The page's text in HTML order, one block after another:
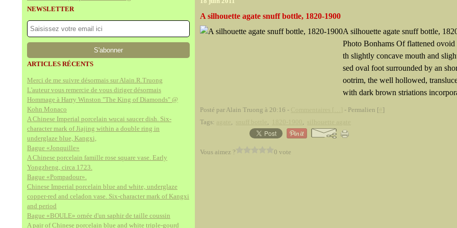
NEWSLETTER
ARTICLES RÉCENTS
Merci de me suivre désormais sur Alain.R.Truong
L'auteur vous remercie de vous diriger désormais
Hommage à Harry Winston "The King of Diamonds" @
Kohn Monaco
A Chinese Imperial porcelain wucai saucer dish. Six-
character mark of Jiajing within a double ring in
underglaze blue, Kangxi,
Bague «Jonquille»
A Chinese porcelain famille rose square vase. Early
Yongzheng, circa 1723.
Bague «Pompadour».
Chinese Imperial porcelain blue and white, underglaze
copper-red and celadon vase. Six-character mark of Kangxi
and period
Bague «BOULE» ornée d'un saphir de taille coussin
A pair of Chinese porcelain blue and white triple-gourd
A silhouette agate snuff bottle, 1820-1900
A silhouette agate snuff bottle,
Photo Bonhams Of flattened
th slightly concave mouth and
sed oval foot surrounded by an
ootrim, the well hollowed,
with dark brown striations
Posté par Alain Truong à 20:16 - - Permalien [ ]
Tags:
, , ,
Vous aimez ? 0 vote